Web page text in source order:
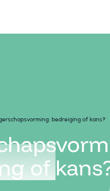
bedreiging of kans?
of